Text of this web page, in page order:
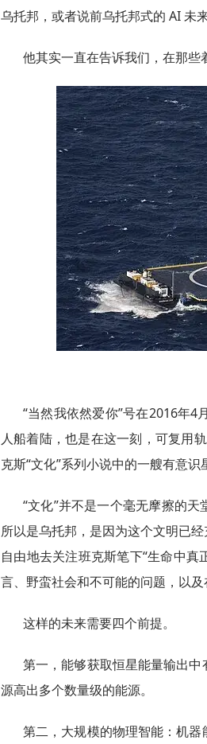
乌托邦，或者说前乌托邦式的 AI 未
他其实一直在告诉我们，在那些
“当然我依然爱你”号在2016年
人船着陆，也是在这一刻，可复用
克斯“文化”系列小说中的一艘有意识
“文化”并不是一个毫无摩擦的
所以是乌托邦，是因为这个文明已
自由地去关注班克斯笔下“生命中
言、野蛮社会和不可能的问题，以及
这样的未来需要四个前提。
第一，能够获取恒星能量输出
源高出多个数量级的能源。
第二，大规模的物理智能：机